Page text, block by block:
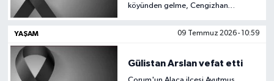
köyünden gelme, Cengizhan
YAŞAM 09 Temmuz 2026 - 10:59
Gülistan Arslan vefat etti